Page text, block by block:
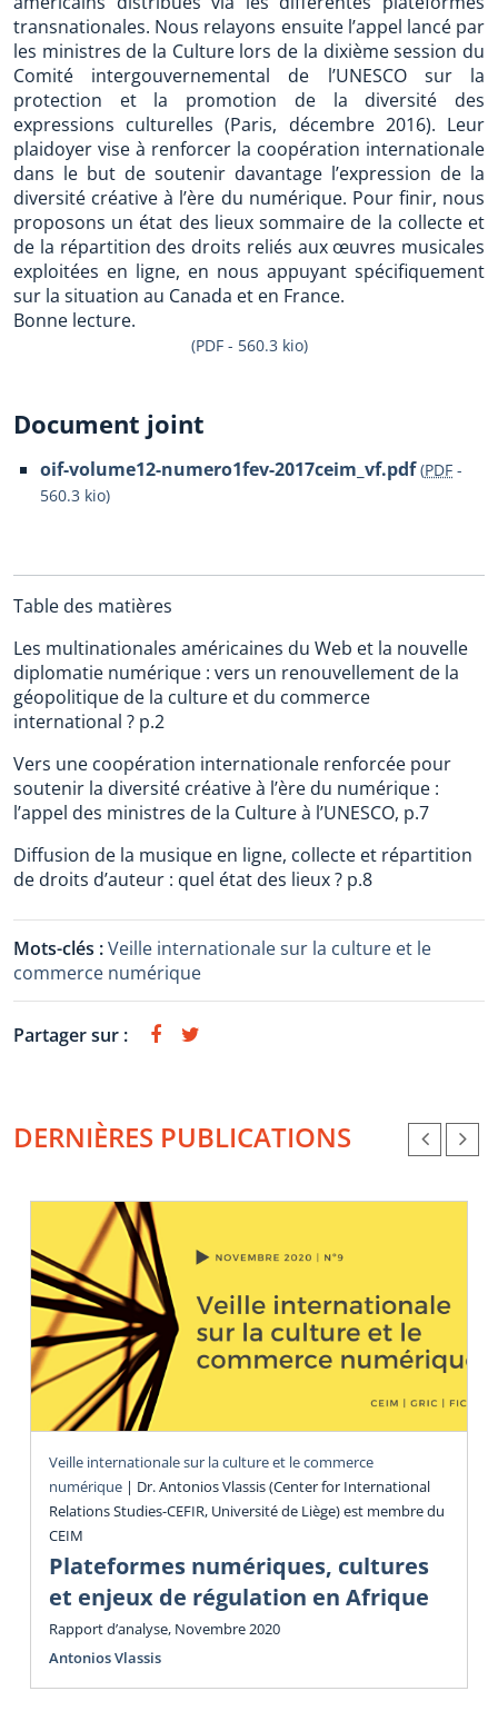
transnationales. Nous relayons ensuite l’appel lancé par
les ministres de la Culture lors de la dixième session du
Comité intergouvernemental de l’UNESCO sur la
protection et la promotion de la diversité des
expressions culturelles (Paris, décembre 2016). Leur
plaidoyer vise à renforcer la coopération internationale
dans le but de soutenir davantage l’expression de la
diversité créative à l’ère du numérique. Pour finir, nous
proposons un état des lieux sommaire de la collecte et
de la répartition des droits reliés aux œuvres musicales
exploitées en ligne, en nous appuyant spécifiquement
sur la situation au Canada et en France.
Bonne lecture.
(PDF - 560.3 kio)
Document joint
oif-volume12-numero1fev-2017ceim_vf.pdf (PDF -
560.3 kio)
Table des matières
Les multinationales américaines du Web et la nouvelle
diplomatie numérique : vers un renouvellement de la
géopolitique de la culture et du commerce
international ? p.2
Vers une coopération internationale renforcée pour
soutenir la diversité créative à l’ère du numérique :
l’appel des ministres de la Culture à l’UNESCO, p.7
Diffusion de la musique en ligne, collecte et répartition
de droits d’auteur : quel état des lieux ? p.8
Mots-clés :Veille internationale sur la culture et le
commerce numérique
Partager sur :
DERNIÈRES PUBLICATIONS
Veille internationale sur la culture et le commerce
numérique | Dr. Antonios Vlassis (Center for International
Relations Studies-CEFIR, Université de Liège) est membre du
CEIM
Plateformes numériques, cultures
et enjeux de régulation en Afrique
Rapport d’analyse, Novembre 2020
Antonios Vlassis